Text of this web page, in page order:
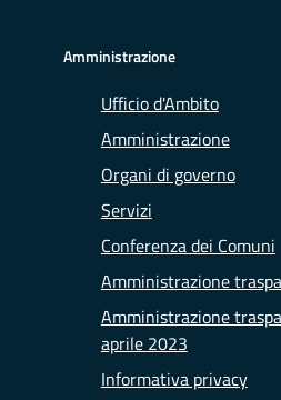
Amministrazione
Ufficio d'Ambito
Amministrazione
Organi di governo
Servizi
Conferenza dei Comuni
Amministrazione
Amministrazione
aprile 2023
Informativa privacy